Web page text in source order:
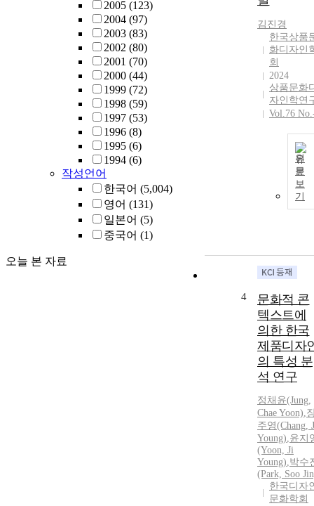
2005 (123)
2004 (97)
2003 (83)
2002 (80)
2001 (70)
2000 (44)
1999 (72)
1998 (59)
1997 (53)
1996 (8)
1995 (6)
1994 (6)
작성언어
한국어 (5,004)
영어 (131)
일본어 (5)
중국어 (1)
오늘 본 자료
김진경
한국상품
화디자인
회
2024
상품문화
자인학연
Vol.76
원
문
보
기
4
문화적 콘
텍스트에
의한 한국
제품디자
의 특성 분
석 연구
정채윤(Jung,
Chae Yoon),
주영(Chang,
Young),윤지
(Yoon, Ji
Young),박수
(Park, Soo
한국디자
문화학회